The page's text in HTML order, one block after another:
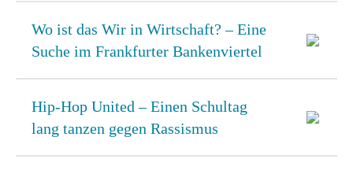
Wo ist das Wir in Wirtschaft? – Eine
Suche im Frankfurter Bankenviertel
Hip-Hop United – Einen Schultag
lang tanzen gegen Rassismus